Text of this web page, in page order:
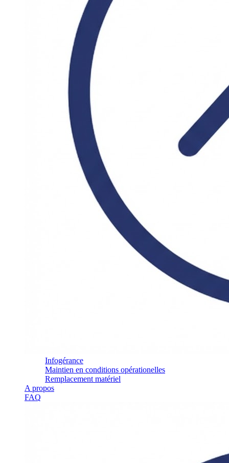
Infogérance
Maintien en conditions opérationelles
Remplacement matériel
A propos
FAQ